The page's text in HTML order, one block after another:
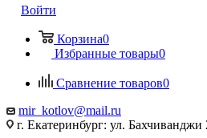
Войти
Корзина0
Избранные товары0
Сравнение товаров0
mir_kotlov@mail.ru
г. Екатеринбург: ул.